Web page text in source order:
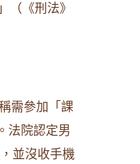
（《刑法》
需參加「課
法院認定男
並沒收手機